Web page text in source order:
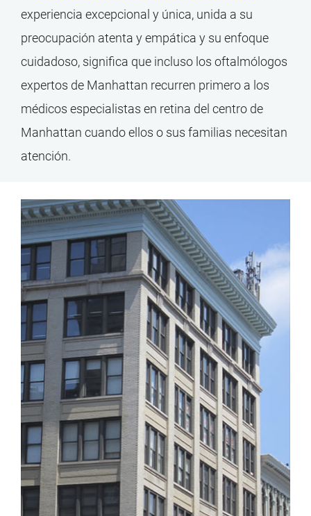
experiencia excepcional y única, unida a su
preocupación atenta y empática y su enfoque
cuidadoso, significa que incluso los oftalmólogos
expertos de Manhattan recurren primero a los
médicos especialistas en retina del centro de
Manhattan cuando ellos o sus familias necesitan
atención.